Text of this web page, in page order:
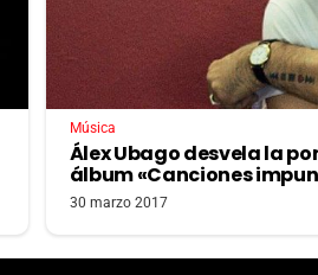
Música
Álex Ubago desvela la
álbum «Canciones
30 marzo 2017